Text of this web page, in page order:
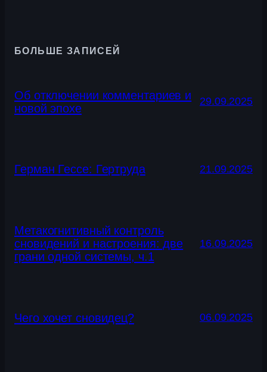
БОЛЬШЕ ЗАПИСЕЙ
Об отключении комментариев и
новой эпохе
29.09.2025
Герман Гессе: Гертруда 21.09.2025
Метакогнитивный контроль
сновидений и настроения: две
грани одной системы, ч.1
16.09.2025
Чего хочет сновидец? 06.09.2025